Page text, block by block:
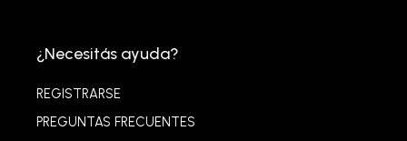
¿Necesitás ayuda?
REGISTRARSE
PREGUNTAS FRECUENTES